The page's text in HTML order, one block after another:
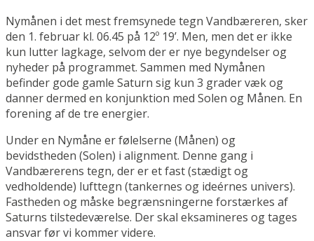
Nymånen i det mest fremsynede tegn Vandbæreren, sker
den 1. februar kl. 06.45 på 12º 19’. Men, men det er ikke
kun lutter lagkage, selvom der er nye begyndelser og
nyheder på programmet. Sammen med Nymånen
befinder gode gamle Saturn sig kun 3 grader væk og
danner dermed en konjunktion med Solen og Månen. En
forening af de tre energier.
Under en Nymåne er følelserne (Månen) og
bevidstheden (Solen) i alignment. Denne gang i
Vandbærerens tegn, der er et fast (stædigt og
vedholdende) lufttegn (tankernes og ideérnes univers).
Fastheden og måske begrænsningerne forstærkes af
Saturns tilstedeværelse. Der skal eksamineres og tages
ansvar før vi kommer videre.